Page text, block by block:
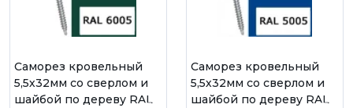
Саморез кровельный
5,5х32мм со сверлом и
шайбой по дереву RAL
Саморез кровельный
5,5х32мм со сверлом и
шайбой по дереву RAL